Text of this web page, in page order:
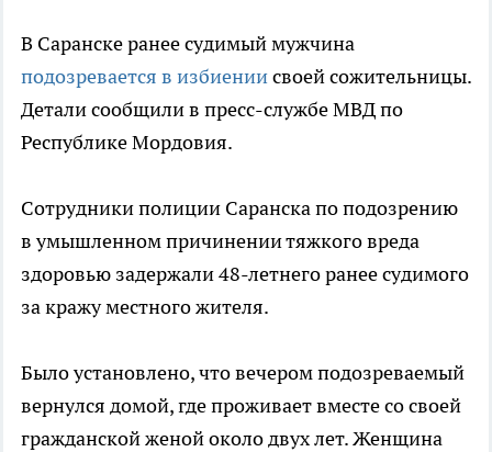
В Саранске ранее судимый мужчина
подозревается в избиениисвоей сожительницы.
Детали сообщили в пресс-службе МВД по
Республике Мордовия.
Сотрудники полиции Саранска по подозрению
в умышленном причинении тяжкого вреда
здоровью задержали 48-летнего ранее судимого
за кражу местного жителя.
Было установлено, что вечером подозреваемый
вернулся домой, где проживает вместе со своей
гражданской женой около двух лет. Женщина